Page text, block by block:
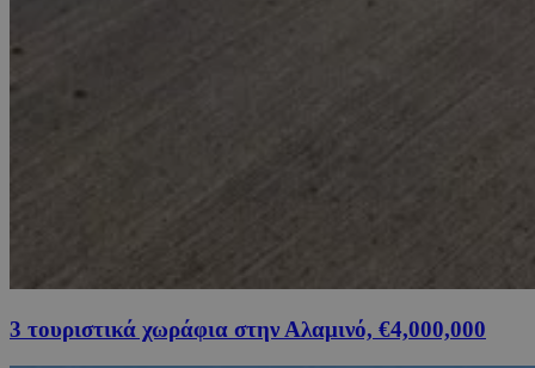
3 τουριστικά χωράφια στην Αλαμινό, €4,000,000